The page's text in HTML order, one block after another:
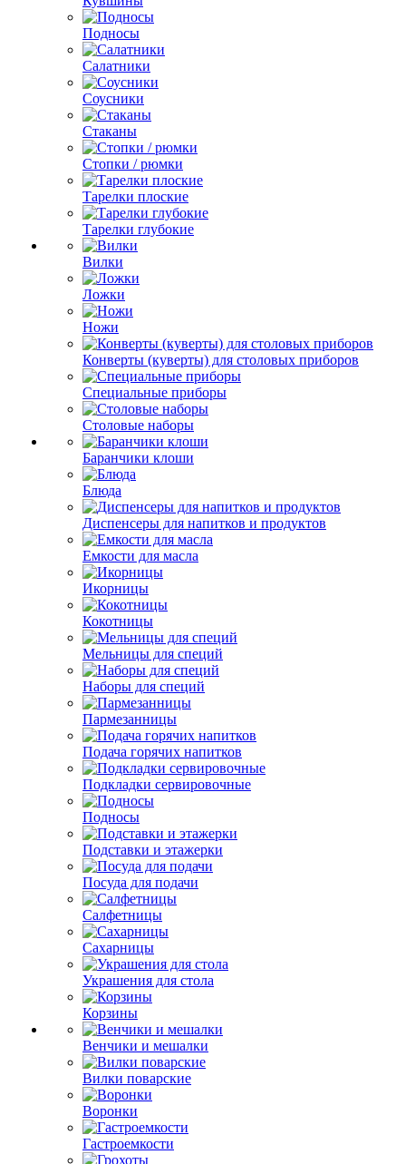
Подносы
Салатники
Соусники
Стаканы
Стопки / рюмки
Тарелки плоские
Тарелки глубокие
Вилки
Ложки
Ножи
Конверты (куверты) для столовых приборов
Специальные приборы
Столовые наборы
Баранчики клоши
Блюда
Диспенсеры для напитков и продуктов
Емкости для масла
Икорницы
Кокотницы
Мельницы для специй
Наборы для специй
Пармезанницы
Подача горячих напитков
Подкладки сервировочные
Подносы
Подставки и этажерки
Посуда для подачи
Салфетницы
Сахарницы
Украшения для стола
Корзины
Венчики и мешалки
Вилки поварские
Воронки
Гастроемкости